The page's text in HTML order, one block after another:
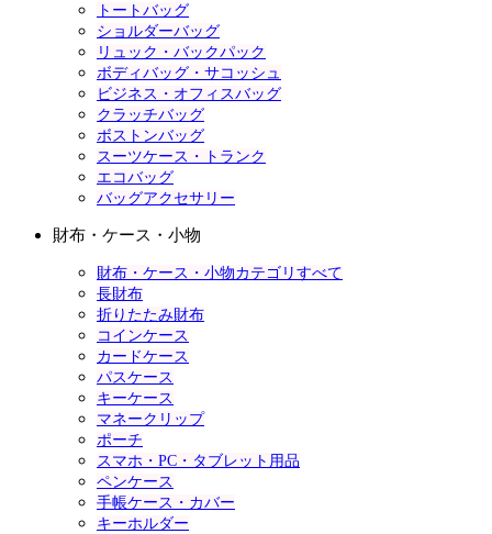
トートバッグ
ショルダーバッグ
リュック・バックパック
ボディバッグ・サコッシュ
ビジネス・オフィスバッグ
クラッチバッグ
ボストンバッグ
スーツケース・トランク
エコバッグ
バッグアクセサリー
財布・ケース・小物
財布・ケース・小物カテゴリすべて
長財布
折りたたみ財布
コインケース
カードケース
パスケース
キーケース
マネークリップ
ポーチ
スマホ・PC・タブレット用品
ペンケース
手帳ケース・カバー
キーホルダー